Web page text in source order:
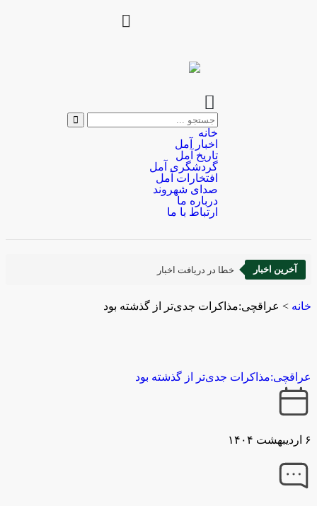
خانه
اخبار آمل
تاریخ آمل
گردشگری آمل
افتخارات آمل
صدای شهروند
درباره ما
ارتباط با ما
آخرین اخبار خطا در دریافت اخبار
خانه > عراقچی:مذاکرات جدی‎‌تر از گذشته بود
عراقچی:مذاکرات جدی‎‌تر از گذشته بود
۶ اردیبهشت ۱۴۰۴